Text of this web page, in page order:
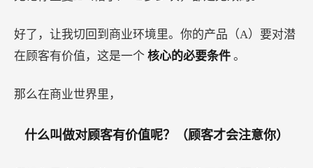
好了，让我切回到商业环境里。你的产品（A）要对潜
在顾客有价值，这是一个 核心的必要条件 。
那么在商业世界里，
什么叫做对顾客有价值呢？（顾客才会注意你）